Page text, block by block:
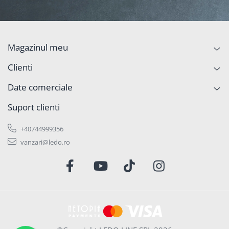
Magazinul meu
Clienti
Date comerciale
Suport clienti
+40744999356
vanzari@ledo.ro